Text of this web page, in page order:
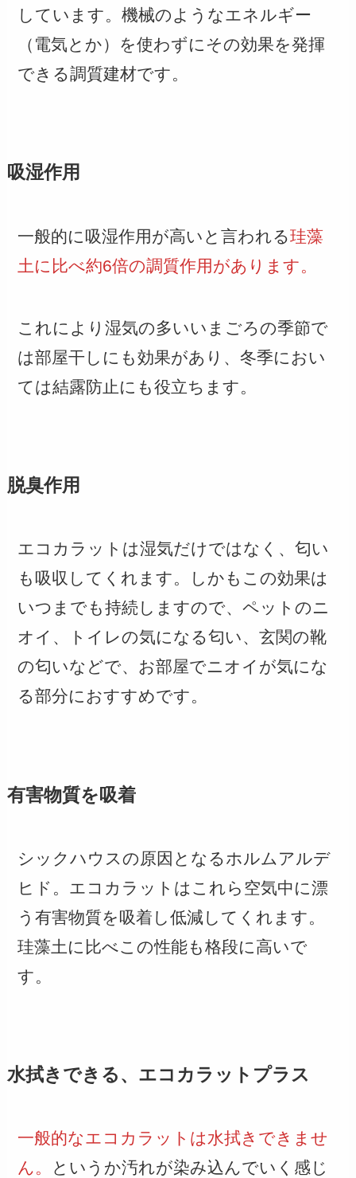
しています。機械のようなエネルギー
（電気とか）を使わずにその効果を発揮
できる調質建材です。
吸湿作用
一般的に吸湿作用が高いと言われる珪藻
土に比べ約6倍の調質作用があります。
これにより湿気の多いいまごろの季節で
は部屋干しにも効果があり、冬季におい
ては結露防止にも役立ちます。
脱臭作用
エコカラットは湿気だけではなく、匂い
も吸収してくれます。しかもこの効果は
いつまでも持続しますので、ペットのニ
オイ、トイレの気になる匂い、玄関の靴
の匂いなどで、お部屋でニオイが気にな
る部分におすすめです。
有害物質を吸着
シックハウスの原因となるホルムアルデ
ヒド。エコカラットはこれら空気中に漂
う有害物質を吸着し低減してくれます。
珪藻土に比べこの性能も格段に高いで
す。
水拭きできる、エコカラットプラス
一般的なエコカラットは水拭きできませ
ん。
というか汚れが染み込んでいく感じ